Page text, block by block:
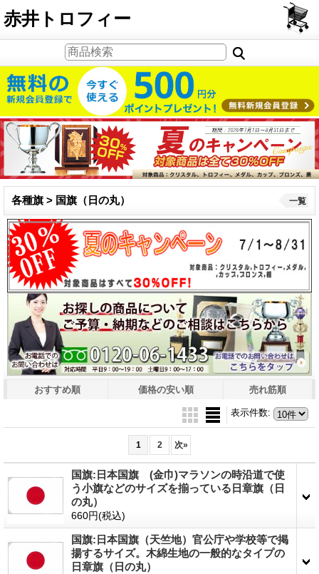
PCサイト
赤井トロフィー
各種旗 > 国旗（日の丸） 一覧
おすすめ順 価格の安い順 売れ筋順
表示件数:
1 2 次»
国旗:日本国旗 (金巾)マラソンの時沿道で使
う小旗などのサイズを揃っている日章旗（日
の丸）
660円(税込)
国旗:日本国旗（天竺地）官公庁や学校等で掲
揚するサイズ。木綿生地の一般的なタイプの
日章旗（日の丸）